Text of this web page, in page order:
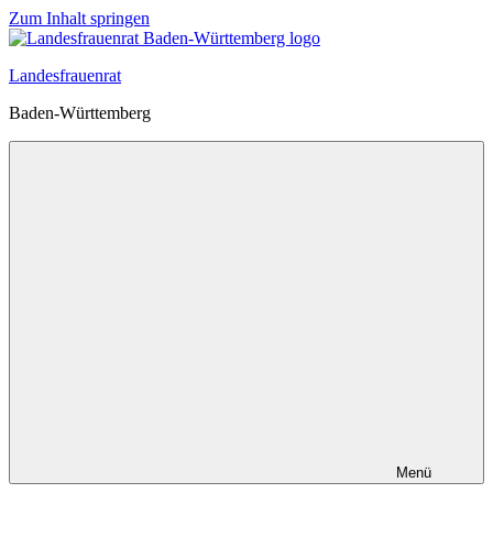
Zum Inhalt springen
Landesfrauenrat
Baden-Württemberg
Menü